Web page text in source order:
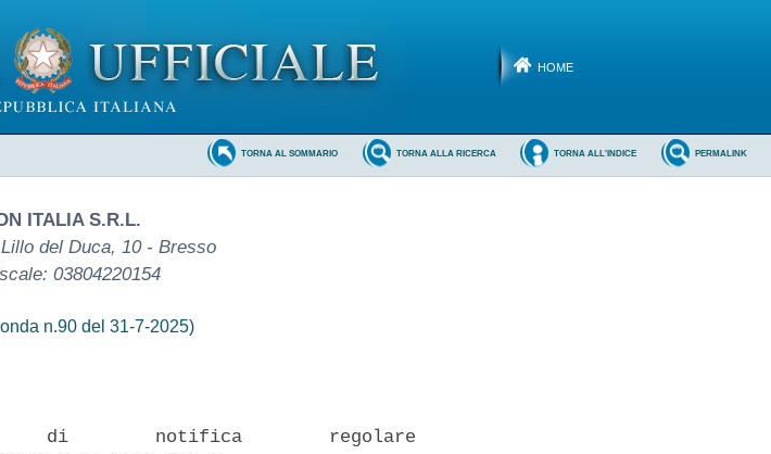
HOME
PERMALINK
TORNA ALL'INDICE
TORNA ALLA RICERCA
TORNA AL SOMMARIO
ITALIA S.R.L.
del Duca, 10 - Bresso
03804220154
n.90 del 31-7-2025)
di        notifica        regolare